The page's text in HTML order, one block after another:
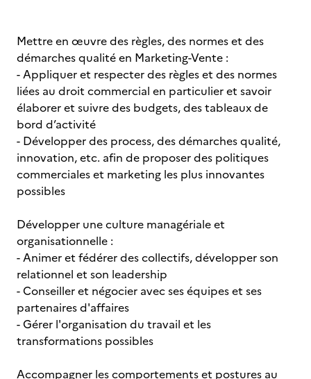
Mettre en œuvre des règles, des normes et des
démarches qualité en Marketing-Vente :
- Appliquer et respecter des règles et des normes
liées au droit commercial en particulier et savoir
élaborer et suivre des budgets, des tableaux de
bord d’activité
- Développer des process, des démarches qualité,
innovation, etc. afin de proposer des politiques
commerciales et marketing les plus innovantes
possibles
Développer une culture managériale et
organisationnelle :
- Animer et fédérer des collectifs, développer son
relationnel et son leadership
- Conseiller et négocier avec ses équipes et ses
partenaires d'affaires
- Gérer l'organisation du travail et les
transformations possibles
Accompagner les comportements et postures au